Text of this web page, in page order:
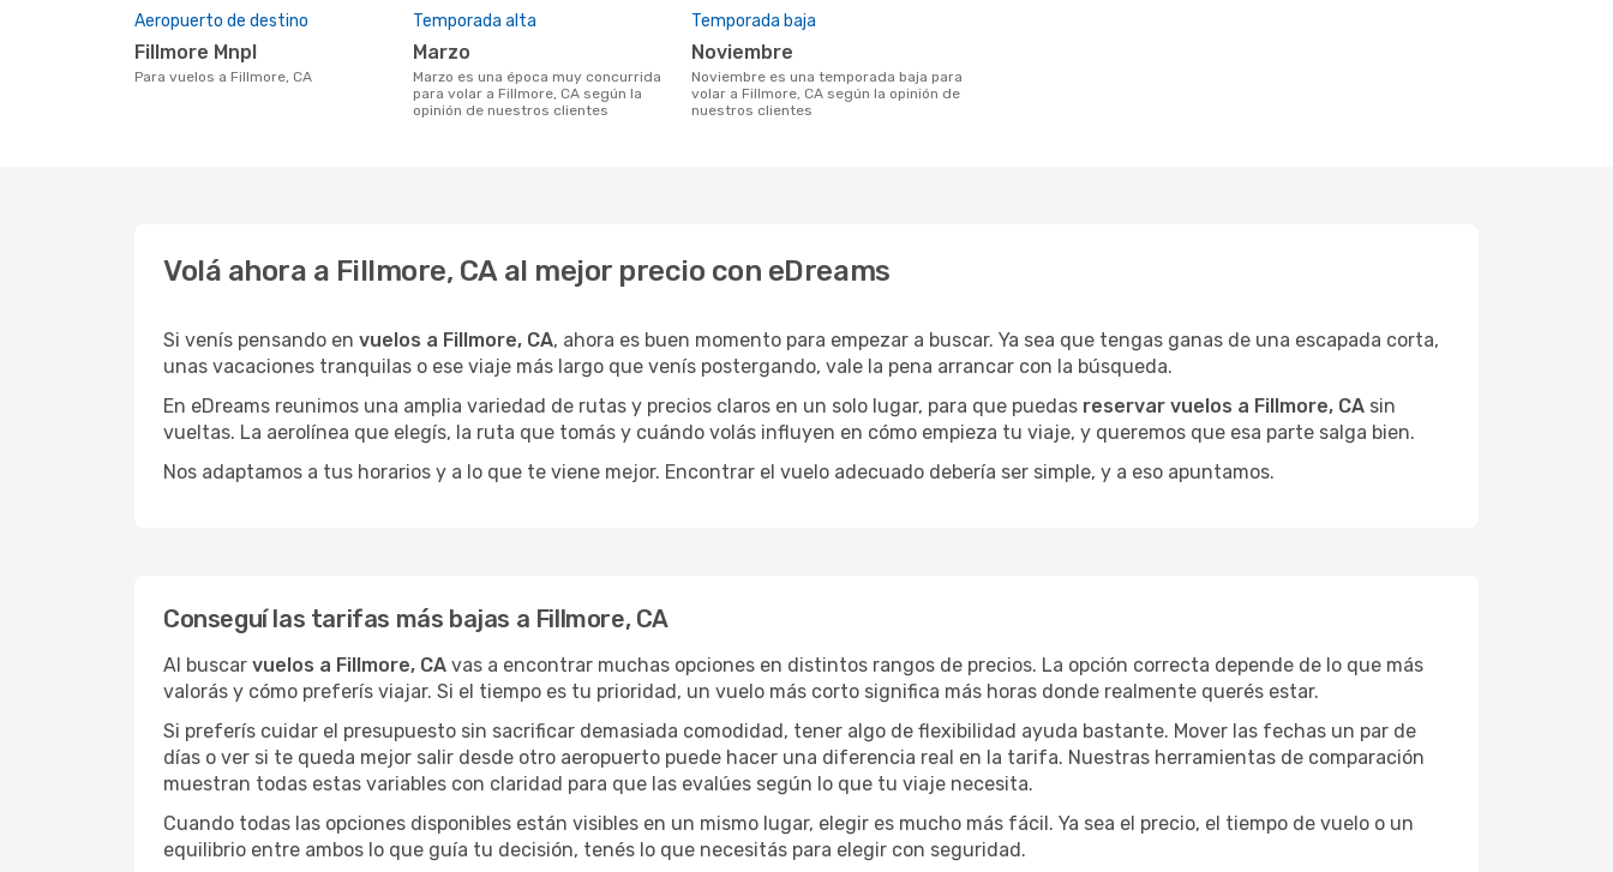
Aeropuerto de destino
Fillmore Mnpl
Para vuelos a Fillmore, CA
Temporada alta
marzo
marzo es una época muy concurrida
para volar a Fillmore, CA según la
opinión de nuestros clientes
Temporada baja
noviembre
noviembre es una temporada baja para
volar a Fillmore, CA según la opinión de
nuestros clientes
Volá ahora a Fillmore, CA al mejor precio con eDreams
Si venís pensando en vuelos a Fillmore, CA, ahora es buen momento para empezar a buscar. Ya sea que tengas ganas de una escapada corta,
unas vacaciones tranquilas o ese viaje más largo que venís postergando, vale la pena arrancar con la búsqueda.
En eDreams reunimos una amplia variedad de rutas y precios claros en un solo lugar, para que puedas reservar vuelos a Fillmore, CA sin
vueltas. La aerolínea que elegís, la ruta que tomás y cuándo volás influyen en cómo empieza tu viaje, y queremos que esa parte salga bien.
Nos adaptamos a tus horarios y a lo que te viene mejor. Encontrar el vuelo adecuado debería ser simple, y a eso apuntamos.
Conseguí las tarifas más bajas a Fillmore, CA
Al buscar vuelos a Fillmore, CA vas a encontrar muchas opciones en distintos rangos de precios. La opción correcta depende de lo que más
valorás y cómo preferís viajar. Si el tiempo es tu prioridad, un vuelo más corto significa más horas donde realmente querés estar.
Si preferís cuidar el presupuesto sin sacrificar demasiada comodidad, tener algo de flexibilidad ayuda bastante. Mover las fechas un par de
días o ver si te queda mejor salir desde otro aeropuerto puede hacer una diferencia real en la tarifa. Nuestras herramientas de comparación
muestran todas estas variables con claridad para que las evalúes según lo que tu viaje necesita.
Cuando todas las opciones disponibles están visibles en un mismo lugar, elegir es mucho más fácil. Ya sea el precio, el tiempo de vuelo o un
equilibrio entre ambos lo que guía tu decisión, tenés lo que necesitás para elegir con seguridad.